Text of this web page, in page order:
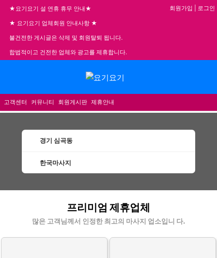
★요기요기 설 연휴 휴무 안내★
★ 요기요기 업체회원 안내사항 ★
불건전한 게시글은 삭제 및 회원탈퇴 됩니다.
합법적이고 건전한 업체와 광고를 제휴합니다.
회원가입 로그인
고객센터 커뮤니티 회원게시판 제휴안내
경기 심곡동
한국마사지
프리미엄 제휴업체
많은 고객님께서 인정한 최고의 마사지 업소입니 다.